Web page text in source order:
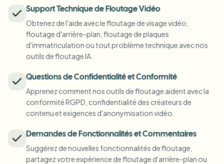
Flouter n'importe quoi
Flou d'enregistrement d'écran
Flou de conformité RGPD
Interview de rue du vlogueur
Flou gaming et stream
Flouter l'arrière-plan
Flouter n'importe quoi
Flouter un visage sur une photo
Anonymisation des visages
Anonymiseur de Voix
Visionnages, sorties et conformité
Commerce de détail et e-commerce
Images de magasins et d'entrepôts
Gouvernance vidéo clinique et patient
Secteur public
FOIA, divulgation sécurisée et rédaction
Anonymisation faciale en masse
Lots en volume, rétention et SLA
Blog
Whitepapers
Outils
Catégorie
Produits
Choose language
Support Technique de Floutage Vidéo
Obtenez de l'aide avec le floutage de visage vidéo,
floutage d'arrière-plan, floutage de plaques
d'immatriculation ou tout problème technique avec nos
outils de floutage IA.
Questions de Confidentialité et Conformité
Apprenez comment nos outils de floutage aident avec la
conformité RGPD, confidentialité des créateurs de
contenu et exigences d'anonymisation vidéo.
Demandes de Fonctionnalités et Commentaires
Suggérez de nouvelles fonctionnalités de floutage,
partagez votre expérience de floutage d'arrière-plan ou